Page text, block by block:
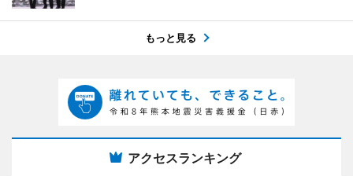
もっと見る
アクセスランキング